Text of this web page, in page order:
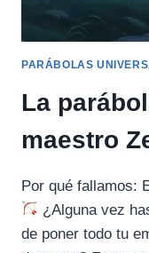
PARÁBOLAS
La
maestro
Por qué fallamos:
¿Alguna vez
de poner todo tu